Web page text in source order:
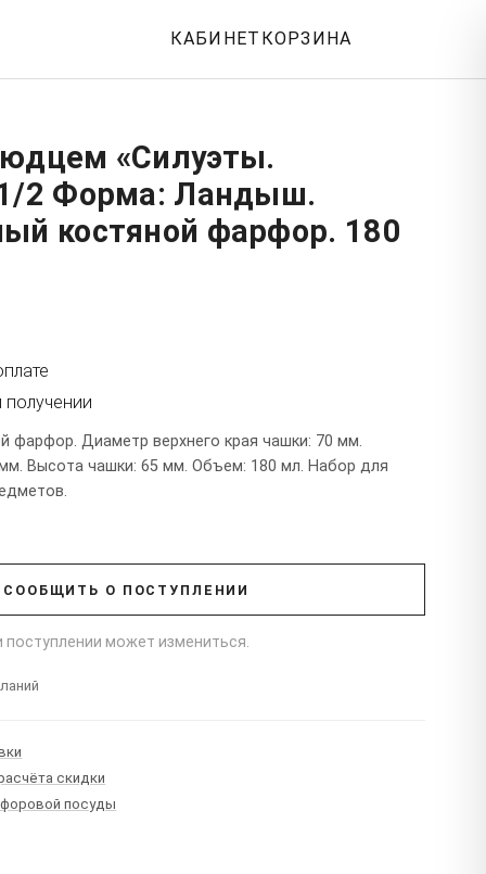
КАБИНЕТ КОРЗИНА
«Силуэты.
1/2 Форма: Ландыш.
костяной фарфор. 180
получении
фарфор. Диаметр верхнего края чашки: 70 мм.
Высота чашки: 65 мм. Объем: 180 мл. Набор для
СООБЩИТЬ О ПОСТУПЛЕНИИ
поступлении может измениться.
скидки
посуды